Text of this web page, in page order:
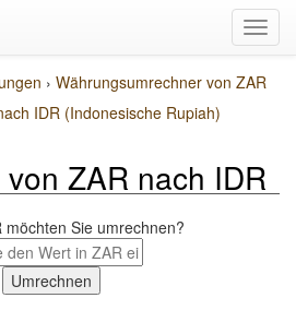
› Währungsumrechner von ZAR
IDR (Indonesische Rupiah)
ZAR nach IDR
möchten Sie umrechnen?